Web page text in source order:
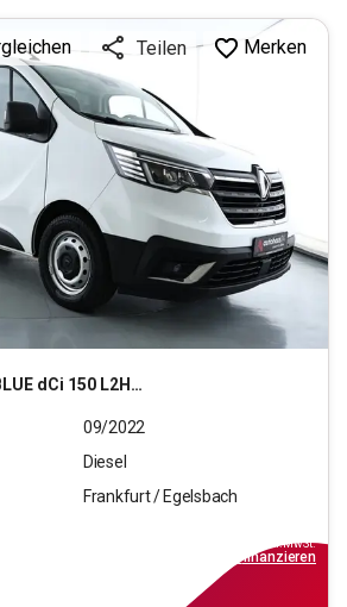
L2H1 3,0t Komfort (EU6d)
Teilen Merken
09/2022
Diesel
Frankfurt / Egelsbach
inkl.MwSt.
finanzieren